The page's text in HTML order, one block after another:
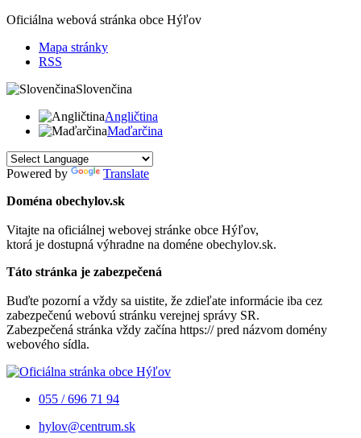
Oficiálna webová stránka obce Hýľov
Mapa stránky
RSS
Slovenčina
Angličtina
Maďarčina
Powered by
Translate
Doména obechylov.sk
Vitajte na oficiálnej webovej stránke obce Hýľov,
ktorá je dostupná výhradne na doméne obechylov.sk.
Táto stránka je zabezpečená
Buďte pozorní a vždy sa uistite, že zdieľate informácie iba cez
zabezpečenú webovú stránku verejnej správy SR.
Zabezpečená stránka vždy začína https:// pred názvom domény
webového sídla.
055 / 696 71 94
hylov@centrum.sk